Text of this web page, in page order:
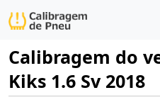
Calibragem do
Kiks 1.6 Sv 2018